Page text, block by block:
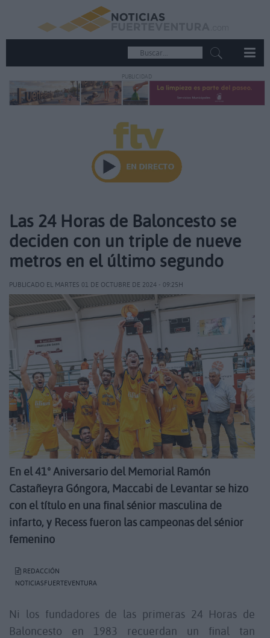
PUBLICIDAD
Las 24 Horas de Baloncesto se
deciden con un triple de nueve
metros en el último segundo
PUBLICADO EL MARTES 01 DE OCTUBRE DE 2024 - 09:25H
En el 41º Aniversario del Memorial Ramón
Castañeyra Góngora, Maccabi de Levantar se hizo
con el título en una final sénior masculina de
infarto, y Recess fueron las campeonas del sénior
femenino
REDACCIÓN
NOTICIASFUERTEVENTURA
Ni los fundadores de las primeras 24 Horas de
Baloncesto en 1983 recuerdan un final tan